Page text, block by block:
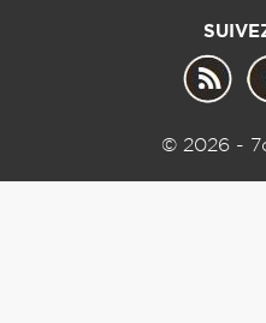
© 2026 -